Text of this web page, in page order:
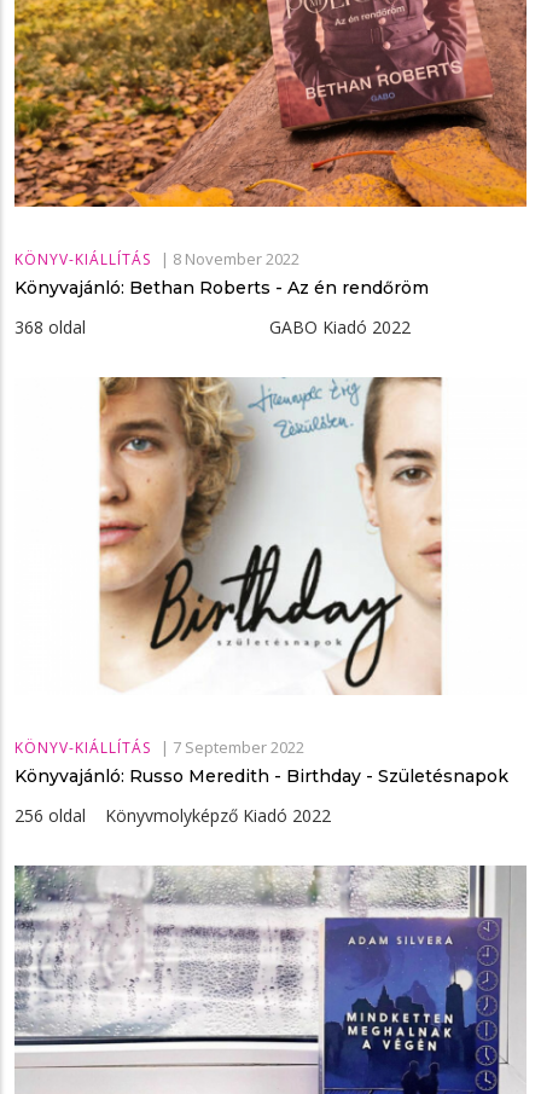
KÖNYV-KIÁLLÍTÁS | 8 November 2022
Könyvajánló: Bethan Roberts - Az ​én rendőröm
368 oldal GABO Kiadó 2022
KÖNYV-KIÁLLÍTÁS | 7 September 2022
Könyvajánló: Russo Meredith - Birthday - Születésnapok
256 oldal Könyvmolyképző Kiadó 2022